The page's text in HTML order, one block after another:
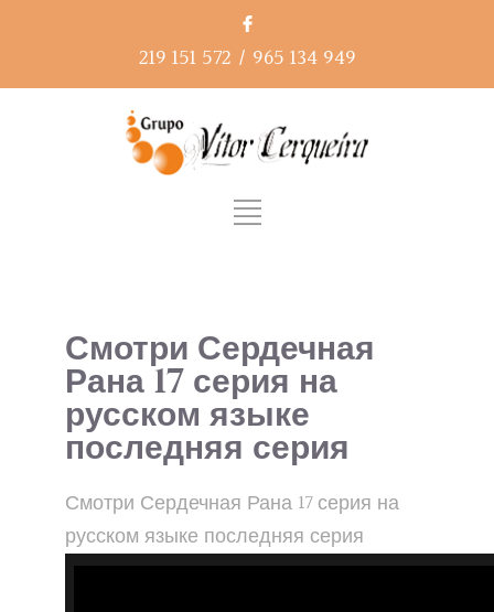
219 151 572 / 965 134 949
Смотри Сердечная
Рана 17 серия на
русском языке
последняя серия
Смотри Сердечная Рана 17 серия на
русском языке последняя серия